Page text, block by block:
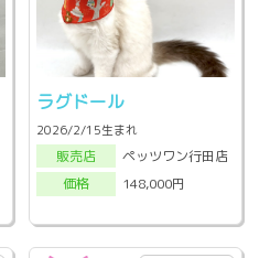
ラグドール
2026/2/15生まれ
販売店
ペッツワン行田店
価格
148,000円